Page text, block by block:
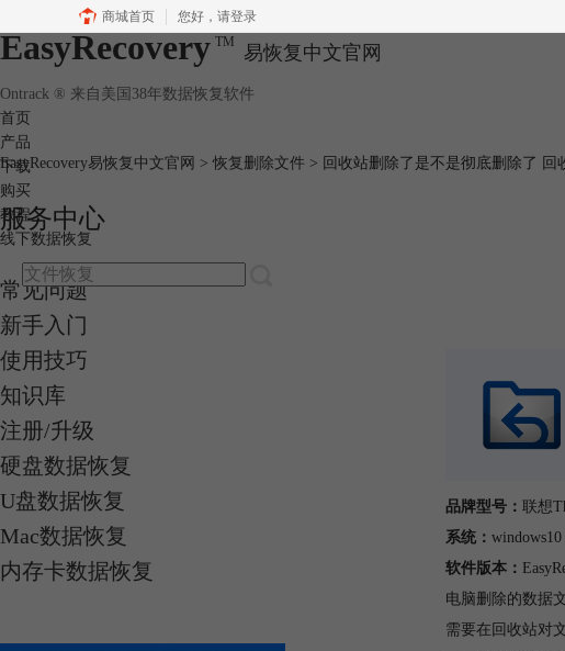
商城首页 您好， 请登录
EasyRecovery TM 易恢复中文官网
Ontrack ® 来自美国38年数据恢复软件
首页
产品
下载
购买
教程
线下数据恢复
EasyRecovery易恢复中文官网 > 恢复删除文件 > 回收站删除了是不是彻底删除了 回
服务中心
常见问题
新手入门
使用技巧
知识库
注册/升级
硬盘数据恢复
U盘数据恢复
Mac数据恢复
内存卡数据恢复
品牌型号： 联想
系统：
软件版本：
电脑删除的数据
需要在回收站对